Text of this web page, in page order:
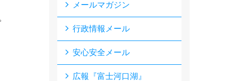
メールマガジン
行政情報メール
安心安全メール
広報『富士河口湖』